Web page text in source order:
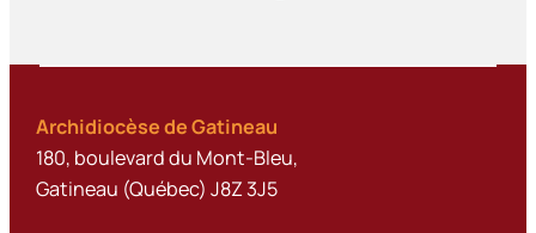
Archidiocèse de Gatineau
180, boulevard du Mont-Bleu,
Gatineau (Québec) J8Z 3J5